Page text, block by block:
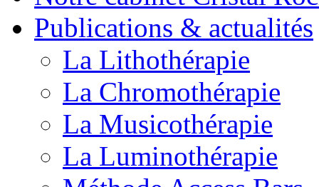
Publications & actualités
La Lithothérapie
La Chromothérapie
La Musicothérapie
La Luminothérapie